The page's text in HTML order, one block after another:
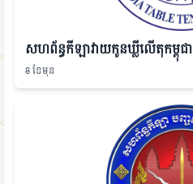
សហព័ន្ធកីឡាវាយកូនឃ្លីលើតុកម្ពុជា
8 ខែមុន